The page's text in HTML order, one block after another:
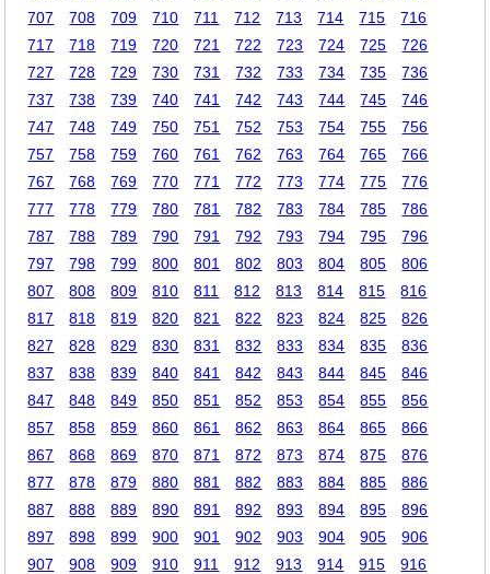
707
708 709 710 711 712 713 714 715
716
717
718 719 720 721 722 723 724 725
726
727
728 729 730 731 732 733 734 735
736
737
738 739 740 741 742 743 744 745
746
747
748 749 750 751 752 753 754 755
756
757
758 759 760 761 762 763 764 765
766
767
768 769 770 771 772 773 774 775
776
777
778 779 780 781 782 783 784 785
786
787
788 789 790 791 792 793 794 795
796
797
798 799 800 801 802 803 804 805
806
807
808 809 810 811 812 813 814 815
816
817
818 819 820 821 822 823 824 825
826
827
828 829 830 831 832 833 834 835
836
837
838 839 840 841 842 843 844 845
846
847
848 849 850 851 852 853 854 855
856
857
858 859 860 861 862 863 864 865
866
867
868 869 870 871 872 873 874 875
876
877
878 879 880 881 882 883 884 885
886
887
888 889 890 891 892 893 894 895
896
897
898 899 900 901 902 903 904 905
906
907
908 909 910 911 912 913 914 915
916